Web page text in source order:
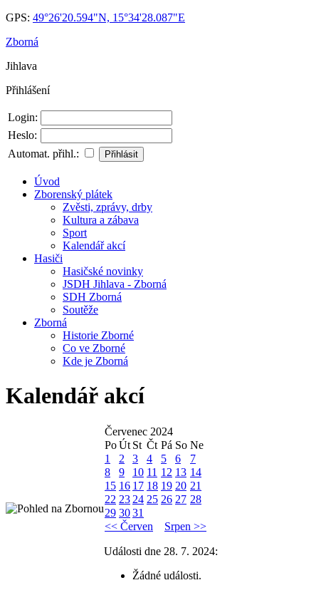
GPS: 49°26'20.594"N, 15°34'28.087"E
Zborná
Jihlava
Přihlášení
Login:
Heslo:
Automat. přihl.:
Úvod
Zborenský plátek
Zvěsti, zprávy, drby
Kultura a zábava
Sport
Kalendář akcí
Hasiči
Hasičské novinky
JSDH Jihlava - Zborná
SDH Zborná
Soutěže
Zborná
Historie Zborné
Co ve Zborné
Kde je Zborná
Kalendář akcí
Červenec 2024
PoÚt St Čt Pá So Ne
1
2 3 4 5 6
7
8
9 10 11 12 13 14
15 16 17 18 19 20 21
22 23 24 25 26 27 28
29 3031
<< Červen
Srpen >>
Události dne 28. 7. 2024:
Žádné události.